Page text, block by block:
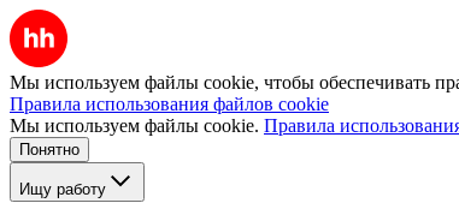
Мы используем файлы cookie, чтобы обеспечивать
Правила использования файлов cookie
Мы используем файлы cookie. Правила
Понятно
Ищу работу